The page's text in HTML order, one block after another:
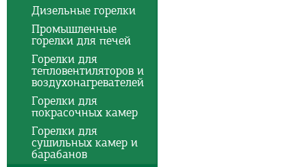
Дизельные горелки
Промышленные
горелки для печей
Горелки для
тепловентиляторов и
воздухонагревателей
Горелки для
покрасочных камер
Горелки для
сушильных камер и
барабанов